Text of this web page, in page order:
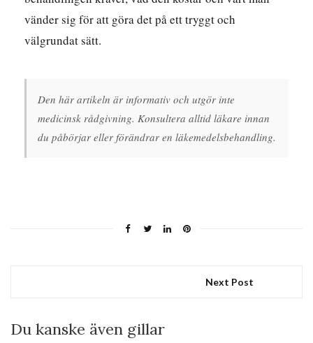
vänder sig för att göra det på ett tryggt och
välgrundat sätt.
Den här artikeln är informativ och utgör inte
medicinsk rådgivning. Konsultera alltid läkare innan
du påbörjar eller förändrar en läkemedelsbehandling.
Next Post
Du kanske även gillar